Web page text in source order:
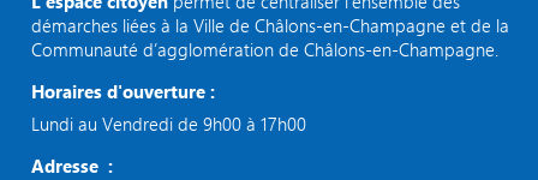
démarches liées à la Ville de Châlons-en-Champagne et de la
Communauté d’agglomération de Châlons-en-Champagne.
Horaires d'ouverture :
Lundi au Vendredi de 9h00 à 17h00
Adresse :